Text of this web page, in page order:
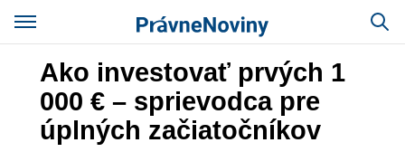
Ako investovať prvých 1
000 € – sprievodca pre
úplných začiatočníkov